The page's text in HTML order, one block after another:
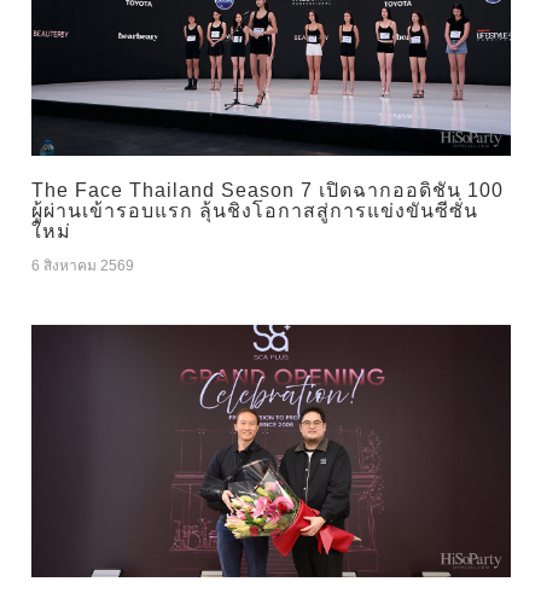
The Face Thailand Season 7 เปิดฉากออดิชัน 100
ผู้ผ่านเข้ารอบแรก ลุ้นชิงโอกาสสู่การแข่งขันซีซั่น
ใหม่
6 สิงหาคม 2569